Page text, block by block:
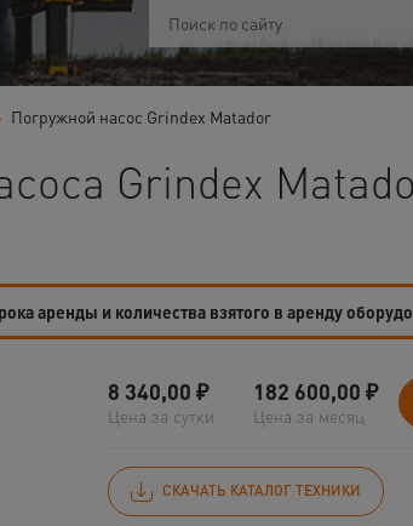
Погружной насос Grindex Matador
Grindex
аренды и количества взятого в аренду
8 340,00 ₽
Цена за сутки
182 600,00 ₽
Цена за месяц
СКАЧАТЬ КАТАЛОГ ТЕХНИКИ